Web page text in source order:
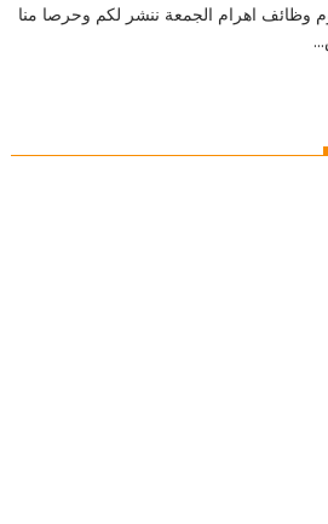
وظائف اهرام الجمعة ننشر لكم وحرصا منا